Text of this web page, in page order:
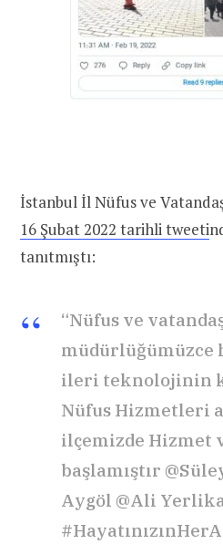
İstanbul İl Nüfus ve
16 Şubat 2022 tarihli tweeti
tanıtmıştı:
“Nüfus ve
müdürlüğümüzce
ileri teknolojinin
Nüfus Hizmetleri
ilçemizde Hizmet
başlamıştır
Aygöl @Ali